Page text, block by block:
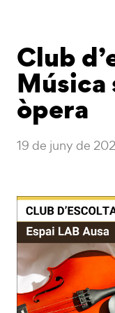
Club
Música
òpera
19 de juny de